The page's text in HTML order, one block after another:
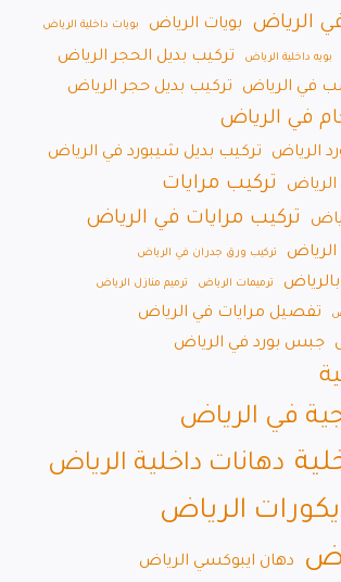
الرياض بويات الرياض بويات داخلية الرياض
بويه داخلية الرياض
تركيب بديل الحجر الرياض
في الرياض
تركيب بديل حجر الرياض
في الرياض
الرياض
تركيب بديل شيبورد في الرياض
تركيب مرايات
تركيب مرايات في الرياض
تركيب ورق جدران في الرياض
ترميمات الرياض ترميم منازل الرياض
تفصيل مرايات في الرياض
جبس بورد في الرياض
في الرياض
دهانات داخلية الرياض
الرياض
دهان ايبوكسي الرياض